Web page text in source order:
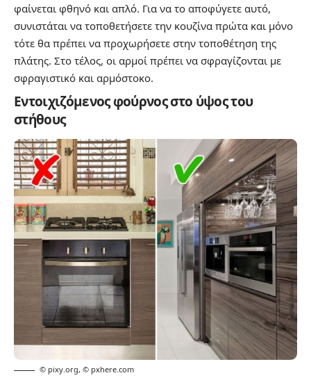
φαίνεται φθηνό και απλό. Για να το αποφύγετε αυτό,
συνιστάται να τοποθετήσετε την κουζίνα πρώτα και μόνο
τότε θα πρέπει να προχωρήσετε στην τοποθέτηση της
πλάτης. Στο τέλος, οι αρμοί πρέπει να σφραγίζονται με
σφραγιστικό και αρμόστοκο.
Εντοιχιζόμενος φούρνος στο ύψος του
στήθους
© pixy.org, © pxhere.com